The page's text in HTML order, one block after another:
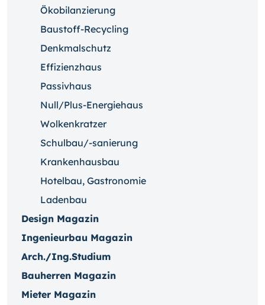
Ökobilanzierung
Baustoff-Recycling
Denkmalschutz
Effizienzhaus
Passivhaus
Null/Plus-Energiehaus
Wolkenkratzer
Schulbau/-sanierung
Krankenhausbau
Hotelbau, Gastronomie
Ladenbau
Design Magazin
Ingenieurbau Magazin
Arch./Ing.Studium
Bauherren Magazin
Mieter Magazin